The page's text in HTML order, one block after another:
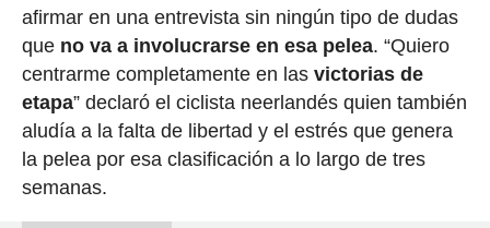
afirmar en una entrevista sin ningún tipo de dudas
que no va a involucrarse en esa pelea. “Quiero
centrarme completamente en las victorias de
etapa” declaró el ciclista neerlandés quien también
aludía a la falta de libertad y el estrés que genera
la pelea por esa clasificación a lo largo de tres
semanas.